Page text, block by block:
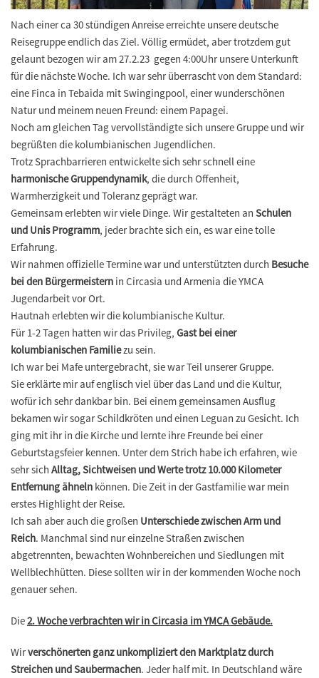
Nach einer ca 30 stündigen Anreise erreichte unsere deutsche
Reisegruppe endlich das Ziel. Völlig ermüdet, aber trotzdem gut
gelaunt bezogen wir am 27.2.23 gegen 4:00Uhr unsere Unterkunft
für die nächste Woche. Ich war sehr überrascht von dem Standard:
eine Finca in Tebaida mit Swingingpool, einer wunderschönen
Natur und meinem neuen Freund: einem Papagei.
Noch am gleichen Tag vervollständigte sich unsere Gruppe und wir
begrüßten die kolumbianischen Jugendlichen.
Trotz Sprachbarrieren entwickelte sich sehr schnell eine
harmonische Gruppendynamik, die durch Offenheit,
Warmherzigkeit und Toleranz geprägt war.
Gemeinsam erlebten wir viele Dinge. Wir gestalteten an Schulen
und Unis Programm, jeder brachte sich ein, es war eine tolle
Erfahrung.
Wir nahmen offizielle Termine war und unterstützten durch Besuche
bei den Bürgermeistern in Circasia und Armenia die YMCA
Jugendarbeit vor Ort.
Hautnah erlebten wir die kolumbianische Kultur.
Für 1-2 Tagen hatten wir das Privileg, Gast bei einer
kolumbianischen Familiezu sein.
Ich war bei Mafe untergebracht, sie war Teil unserer Gruppe.
Sie erklärte mir auf englisch viel über das Land und die Kultur,
wofür ich sehr dankbar bin. Bei einem gemeinsamen Ausflug
bekamen wir sogar Schildkröten und einen Leguan zu Gesicht. Ich
ging mit ihr in die Kirche und lernte ihre Freunde bei einer
Geburtstagsfeier kennen. Unter dem Strich habe ich erfahren, wie
sehr sich Alltag, Sichtweisen und Werte trotz 10.000 Kilometer
Entfernung ähneln können. Die Zeit in der Gastfamilie war mein
erstes Highlight der Reise.
Ich sah aber auch die großen Unterschiede zwischen Arm und
Reich. Manchmal sind nur einzelne Straßen zwischen
abgetrennten, bewachten Wohnbereichen und Siedlungen mit
Wellblechhütten. Diese sollten wir in der kommenden Woche noch
genauer sehen.
Die2. Woche verbrachten wir in Circasia im YMCA Gebäude.
Wirverschönerten ganz unkompliziert den Marktplatz durch
Streichen und Saubermachen. Jeder half mit. In Deutschland wäre